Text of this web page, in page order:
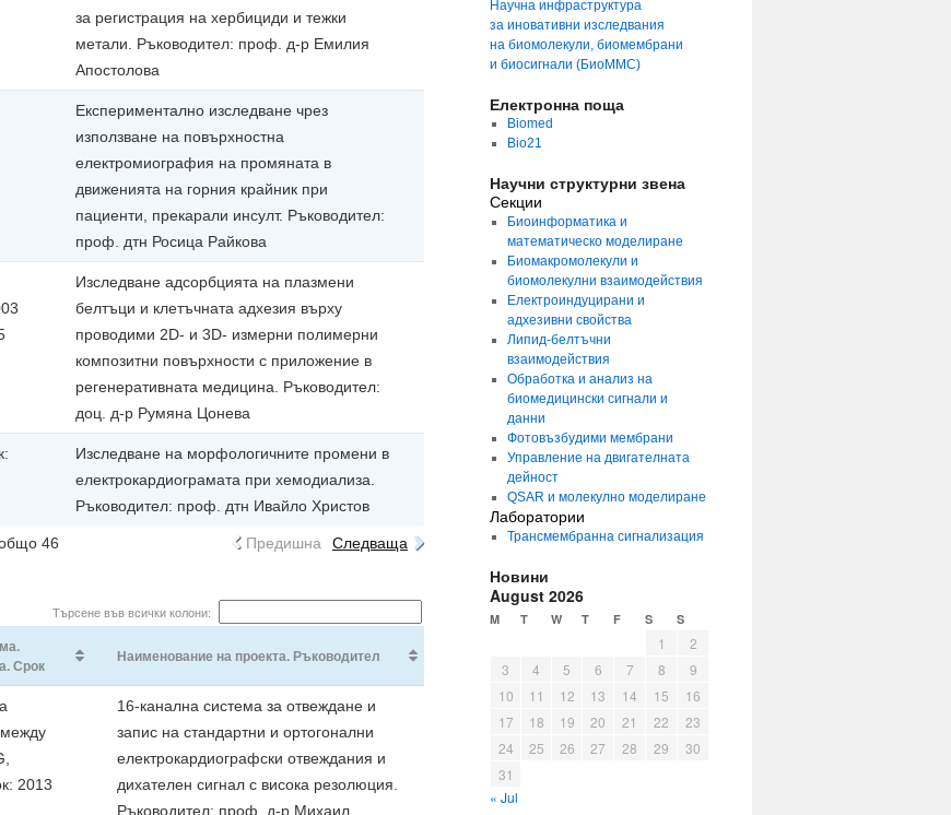
за регистрация на хербициди и тежки
метали. Ръководител: проф. д-р Емилия
Апостолова
Експериментално изследване чрез
използване на повърхностна
електромиография на промяната в
движенията на горния крайник при
пациенти, прекарали инсулт. Ръководител:
проф. дтн Росица Райкова
Изследване адсорбцията на плазмени
белтъци и клетъчната адхезия върху
проводими 2D- и 3D- измерни полимерни
композитни повърхности с приложение в
регенеративната медицина. Ръководител:
доц. д-р Румяна Цонева
Изследване на морфологичните промени в
електрокардиограмата при хемодиализа.
Ръководител: проф. дтн Ивайло Христов
46 Предишна Следваща
Търсене във всички колони:
Срок
Наименование на проекта. Ръководител
между
2013
16-канална система за отвеждане и
запис на стандартни и ортогонални
електрокардиографски отвеждания и
дихателен сигнал с висока резолюция.
Ръководител: проф. д-р Михаил
Научна инфраструктура
за иновативни изследвания
на биомолекули, биомембрани
и биосигнали (БиоММС)
Електронна поща
Biomed
Bio21
Научни структурни звена
Секции
Биоинформатика и
математическо моделиране
Биомакромолекули и
биомолекулни взаимодействия
Електроиндуцирани и
адхезивни свойства
Липид-белтъчни
взаимодействия
Обработка и анализ на
биомедицински сигнали и
данни
Фотовъзбудими мембрани
Управление на двигателната
дейност
QSAR и молекулно моделиране
Лаборатории
Трансмембранна сигнализация
Новини
August 2026
M T W T F S S
« Jul
1
2
3
4 5 6 7 8
9
10
11 12 13 14 15
16
17
18 19 20 21 22
23
24
25 26 27 28 29
30
31